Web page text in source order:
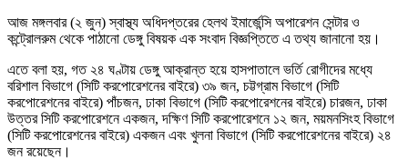
আজ মঙ্গলবার (২ জুন) স্বাস্থ্য অধিদপ্তরের হেলথ ইমার্জেন্সি অপারেশন সেন্টার ও
কন্ট্রোলরুম থেকে পাঠানো ডেঙ্গু বিষয়ক এক সংবাদ বিজ্ঞপ্তিতে এ তথ্য জানানো হয়।
এতে বলা হয়, গত ২৪ ঘণ্টায় ডেঙ্গু আক্রান্ত হয়ে হাসপাতালে ভর্তি রোগীদের মধ্যে
বরিশাল বিভাগে (সিটি করপোরেশনের বাইরে) ৩৯ জন, চট্টগ্রাম বিভাগে (সিটি
করপোরেশনের বাইরে) পাঁচজন, ঢাকা বিভাগে (সিটি করপোরেশনের বাইরে) চারজন, ঢাকা
উত্তর সিটি করপোরেশনে একজন, দক্ষিণ সিটি করপোরেশনে ১২ জন, ময়মনসিংহ বিভাগে
(সিটি করপোরেশনের বাইরে) একজন এবং খুলনা বিভাগে (সিটি করপোরেশনের বাইরে) ২৪
জন রয়েছেন।